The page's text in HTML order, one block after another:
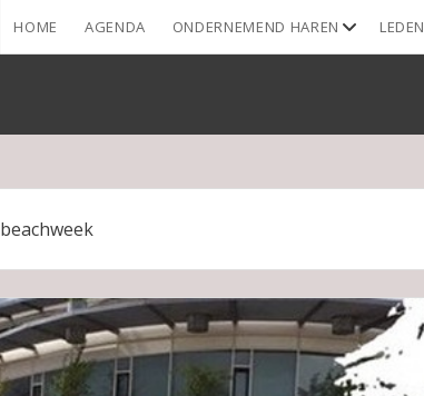
HOME AGENDA ONDERNEMEND HAREN open
menu
LEDEN
beachweek